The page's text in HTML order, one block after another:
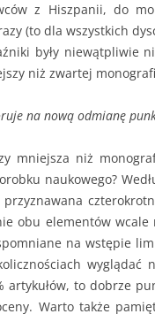
z Hiszpanii, do
(to dla wszystkich
były niewątpliwie
niż zwartej
na nową odmianę
mniejsza niż
naukowego?
obu elementów
na wstępie
wyglądać
artykułów, to dobrze
Warto także